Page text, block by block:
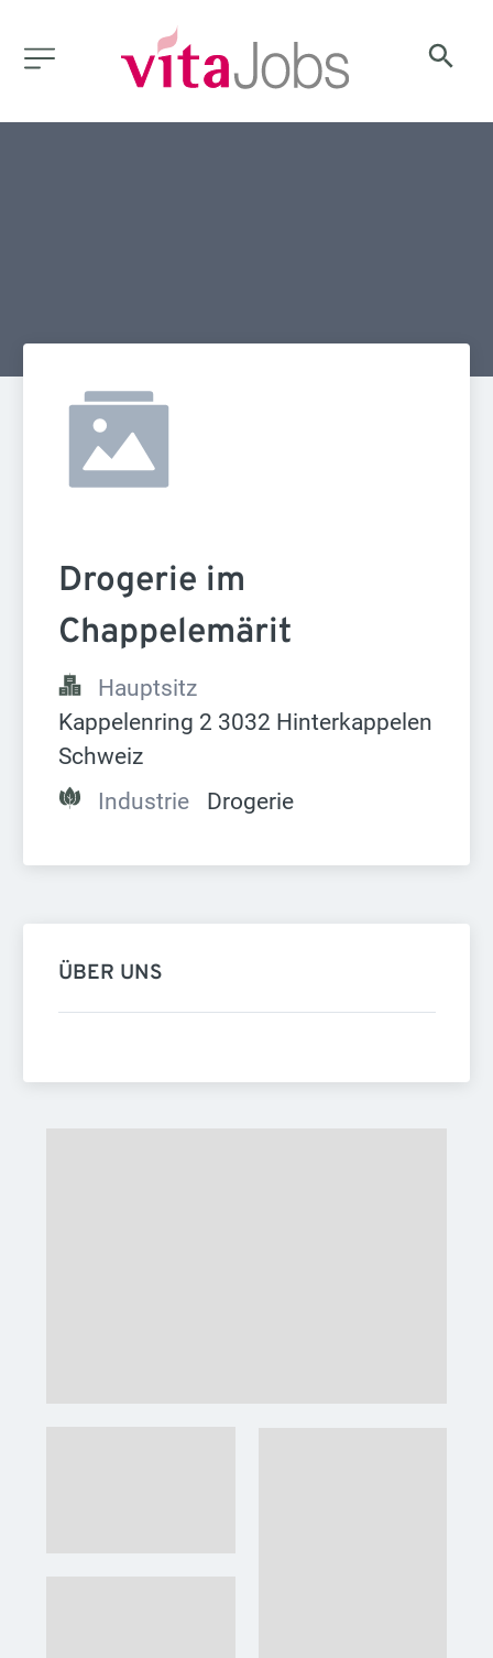
Drogerie im
Chappelemärit
Hauptsitz
Kappelenring 2 3032 Hinterkappelen
Schweiz
Industrie
Drogerie
ÜBER UNS